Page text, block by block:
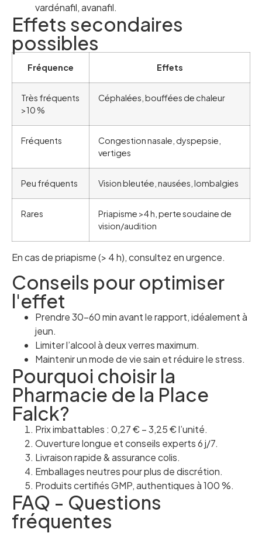
vardénafil, avanafil.
Effets secondaires
possibles
Fréquence Effets
Très fréquents
>10 %
Céphalées, bouffées de chaleur
Fréquents
Congestion nasale, dyspepsie,
vertiges
Peu fréquents Vision bleutée, nausées, lombalgies
Rares
Priapisme >4 h, perte soudaine de
vision/audition
En cas de priapisme (> 4 h), consultez en urgence.
Conseils pour optimiser
l'effet
Prendre 30–60 min avant le rapport, idéalement à
jeun.
Limiter l’alcool à deux verres maximum.
Maintenir un mode de vie sain et réduire le stress.
Pourquoi choisir la
Pharmacie de la Place
Falck?
Prix imbattables : 0,27 € – 3,25 € l’unité.
Ouverture longue et conseils experts 6 j/7.
Livraison rapide & assurance colis.
Emballages neutres pour plus de discrétion.
Produits certifiés GMP, authentiques à 100 %.
FAQ - Questions
fréquentes